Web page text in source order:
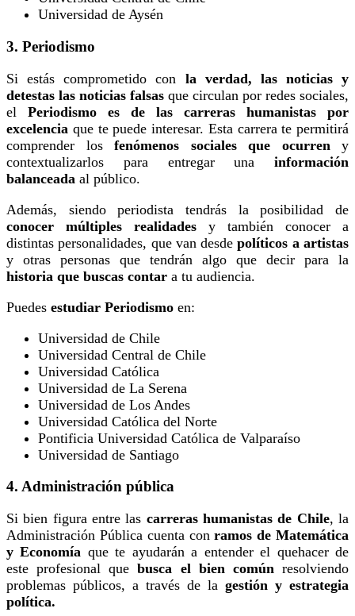
Universidad de Aysén
3. Periodismo
Si estás comprometido con la verdad, las noticias y
detestas las noticias falsas que circulan por redes sociales,
el Periodismo es de las carreras humanistas por
excelencia que te puede interesar. Esta carrera te permitirá
comprender los fenómenos sociales que ocurren y
contextualizarlos para entregar una información
balanceada al público.
Además, siendo periodista tendrás la posibilidad de
conocer múltiples realidades y también conocer a
distintas personalidades, que van desdepolíticos a artistas
y otras personas que tendrán algo que decir para la
historia que buscas contar a tu audiencia.
Puedes estudiar Periodismo en:
Universidad de Chile
Universidad Central de Chile
Universidad Católica
Universidad de La Serena
Universidad de Los Andes
Universidad Católica del Norte
Pontificia Universidad Católica de Valparaíso
Universidad de Santiago
4. Administración pública
Si bien figura entre las carreras humanistas de Chile, la
Administración Pública cuenta conramos de Matemática
y Economía que te ayudarán a entender el quehacer de
este profesional que busca el bien comúnresolviendo
problemas públicos, a través de la gestión y estrategia
política.